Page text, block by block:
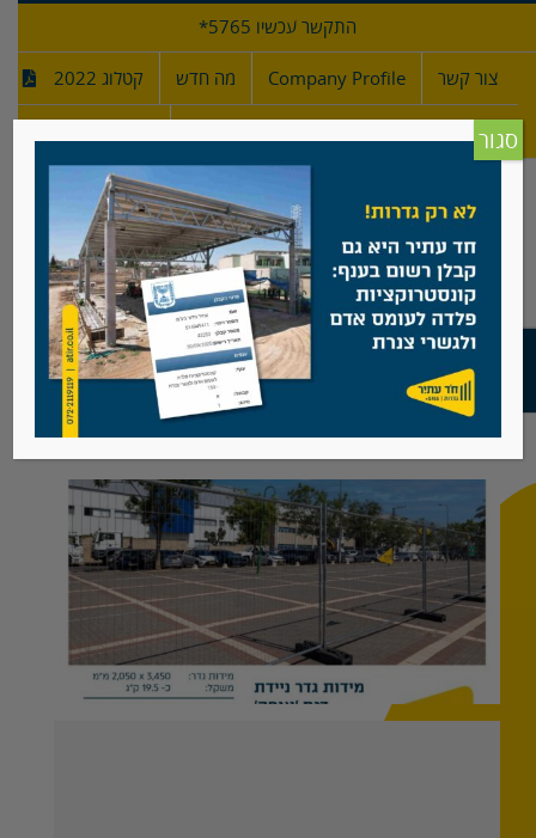
התקשר עכשיו 5765*
צור קשר Company Profile מה חדש קטלוג 2022
גדרות ניידות
סגור